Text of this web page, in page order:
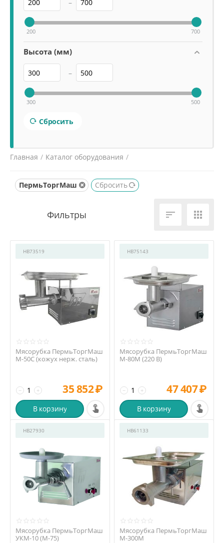
–
200 700
Высота (мм)
–
300 500
Сбросить
Главная / Каталог оборудования /
ПермьТоргМаш
Сбросить
 
HB73519
Мясорубка ПермьТоргМаш
М-50С (кожух нерж. сталь)
+
− 35 852₽
В корзину
HB75143
Мясорубка ПермьТоргМаш
М-80М (220 В)
+
− 47 407₽
В корзину
HB27930
Мясорубка ПермьТоргМаш
УКМ-10 (М-75)
HB61133
Мясорубка ПермьТоргМаш
М-300М